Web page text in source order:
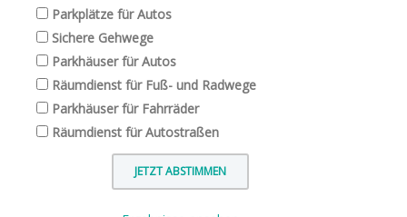
Parkplätze für Autos
Sichere Gehwege
Parkhäuser für Autos
Räumdienst für Fuß- und Radwege
Parkhäuser für Fahrräder
Räumdienst für Autostraßen